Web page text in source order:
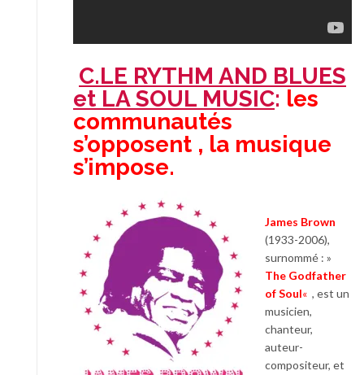
C.LE RYTHM AND BLUES
et LA SOUL MUSIC: les
communautés
s’opposent , la musique
s’impose.
James Brown
(1933-2006),
surnommé : »
The Godfather
of Soul« , est un
musicien,
chanteur,
auteur-
compositeur, et